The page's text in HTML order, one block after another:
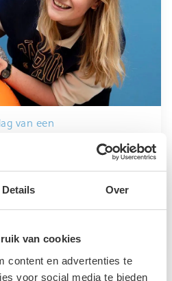
Details Over
van cookies
content en advertenties te
voor social media te bieden
van een
te werken als
wat ons werk zo leuk